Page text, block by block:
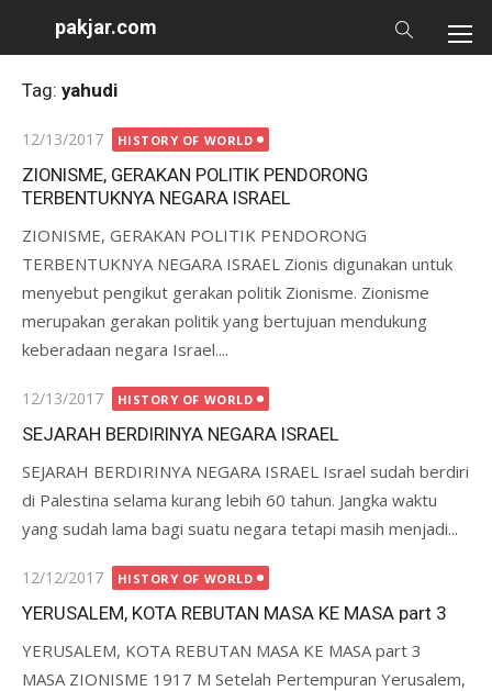
pakjar.com
Tag: yahudi
Posted
on
12/13/2017 HISTORY OF WORLD
ZIONISME, GERAKAN POLITIK PENDORONG
TERBENTUKNYA NEGARA ISRAEL
ZIONISME, GERAKAN POLITIK PENDORONG
TERBENTUKNYA NEGARA ISRAEL Zionis digunakan untuk
menyebut pengikut gerakan politik Zionisme. Zionisme
merupakan gerakan politik yang bertujuan mendukung
keberadaan negara Israel....
Posted
on
12/13/2017 HISTORY OF WORLD
SEJARAH BERDIRINYA NEGARA ISRAEL
SEJARAH BERDIRINYA NEGARA ISRAEL Israel sudah berdiri
di Palestina selama kurang lebih 60 tahun. Jangka waktu
yang sudah lama bagi suatu negara tetapi masih menjadi...
Posted
on
12/12/2017 HISTORY OF WORLD
YERUSALEM, KOTA REBUTAN MASA KE MASA part 3
YERUSALEM, KOTA REBUTAN MASA KE MASA part 3
MASA ZIONISME 1917 M Setelah Pertempuran Yerusalem,